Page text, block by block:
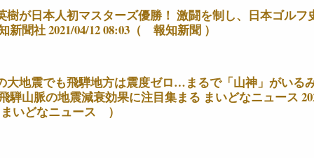
樹が日本人初マスターズ優勝！ 激闘を制し、日本ゴルフ
新聞社 2021/04/12 08:03（ 報知新聞 ）
大地震でも飛騨地方は震度ゼロ…まるで「山神」がいる
騨山脈の地震減衰効果に注目集まる まいどなニュース
いどなニュース ）